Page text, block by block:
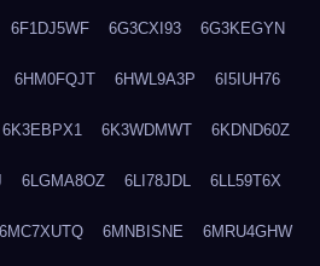
6F1DJ5WF 6G3CXI93 6G3KEGYN
6HM0FQJT 6HWL9A3P 6I5IUH76
6K3EBPX1 6K3WDMWT 6KDND60Z
6LGMA8OZ 6LI78JDL 6LL59T6X
6MC7XUTQ 6MNBISNE 6MRU4GHW